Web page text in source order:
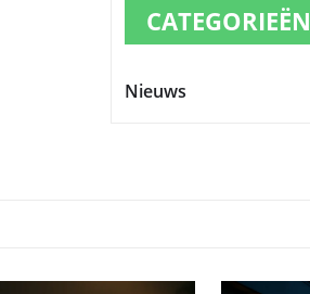
CATEGORIEËN
Nieuws